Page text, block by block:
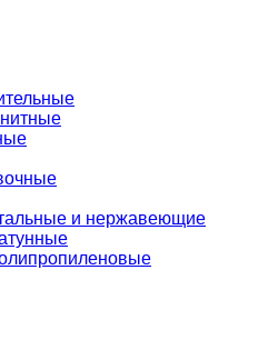
и нержавеющие